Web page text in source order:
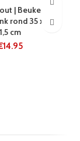
| Beuken
rond 35 x 43 x
1,5 cm
14.95